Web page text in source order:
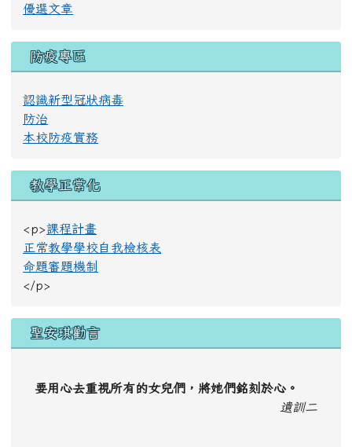
優選文章
防疫專區
認識新型冠狀病毒
防治
本校防疫實務
教學正常化
<p>課程計畫
正常教學學校自我檢核表
命題審題機制
</p>
聖安琪勸言
要用心去重視所有的女兒們，將她們銘刻於心。
遺訓二